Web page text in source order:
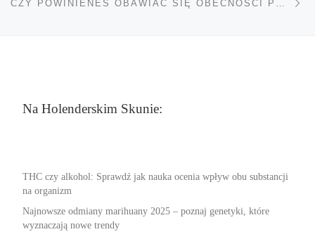
Na Holenderskim Skunie:
THC czy alkohol: Sprawdź jak nauka ocenia wpływ obu substancji
na organizm
Najnowsze odmiany marihuany 2025 – poznaj genetyki, które
wyznaczają nowe trendy